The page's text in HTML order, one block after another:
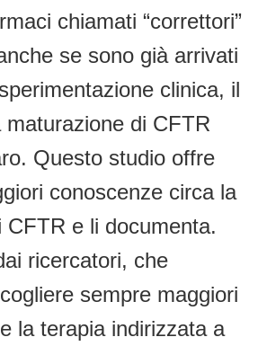
chiamati “correttori”
se sono già arrivati
clinica, il
maturazione di CFTR
Questo studio offre
conoscenze circa la
CFTR e li documenta.
ricercatori, che
sempre maggiori
la terapia indirizzata a